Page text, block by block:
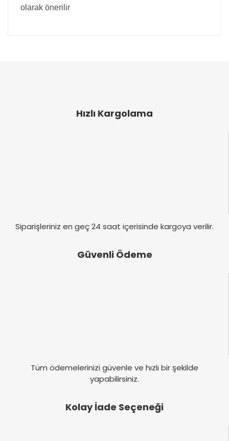
olarak önerilir
Bu ürünün fiyat bilgisi, resim, ürün açıklamalarında
Ürün bilgilerinde hatalar bulunuyor.
Hızlı Kargolama
Siparişleriniz en geç 24 saat içerisinde kargoya verilir.
Güvenli Ödeme
Tüm ödemelerinizi güvenle ve hızlı bir şekilde
yapabilirsiniz.
Kolay İade Seçeneği